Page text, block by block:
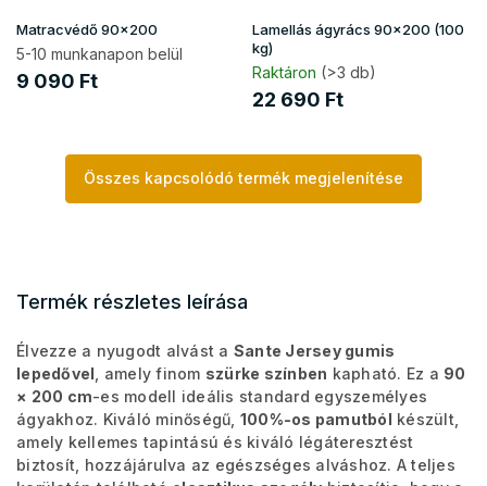
Matracvédő 90x200
5-10 munkanapon belül
9 090 Ft
Lamellás ágyrács 90x200 (100
kg)
Raktáron (>3 db)
22 690 Ft
Összes kapcsolódó termék megjelenítése
Termék részletes leírása
Élvezze a nyugodt alvást a Sante Jersey gumis
lepedővel , amely finom szürke színben kapható. Ez a 90
× 200 cm-es modell ideális standard egyszemélyes
ágyakhoz. Kiváló minőségű, 100%-os pamutból készült,
amely kellemes tapintású és kiváló légáteresztést
biztosít, hozzájárulva az egészséges alváshoz. A teljes